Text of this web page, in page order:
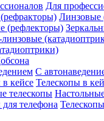
Для
Линзовые
С
Телескопы в